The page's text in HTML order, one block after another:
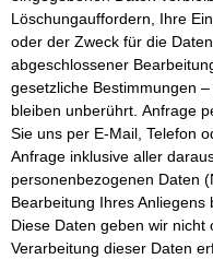
Löschungauffordern, Ihre
oder der Zweck für die
abgeschlossener
gesetzliche Bestimmungen
bleiben unberührt. Anfrage
Sie uns per E-Mail, Telefon
Anfrage inklusive aller
personenbezogenen Daten
Bearbeitung Ihres Anliegens
Diese Daten geben wir nicht
Verarbeitung dieser Daten